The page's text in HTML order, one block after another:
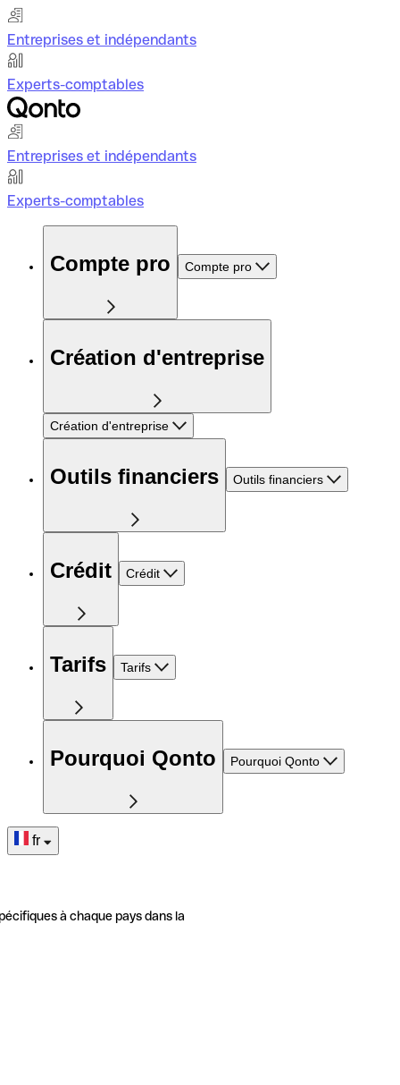
Entreprises et indépendants
Experts-comptables
Entreprises et indépendants
Experts-comptables
Compte pro Compte pro
Création d'entreprise
Création d'entreprise
Outils financiers Outils financiers
Crédit Crédit
Tarifs Tarifs
Pourquoi Qonto Pourquoi Qonto
fr
à chaque pays dans la